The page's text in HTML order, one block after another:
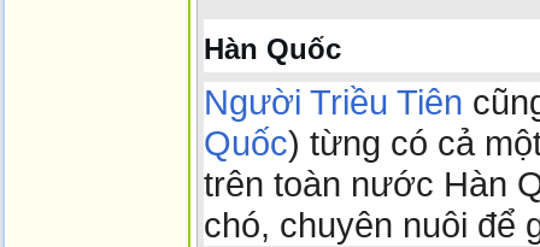
Hàn Quốc
Người Triều Tiên
Quốc) từng có cả
trên toàn nước Hàn
chó, chuyên nuôi để